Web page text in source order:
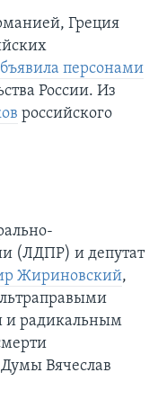
Греция
персонами
России. Из
российского
(ЛДПР) и депутат
Жириновский,
и радикальным
Вячеслав